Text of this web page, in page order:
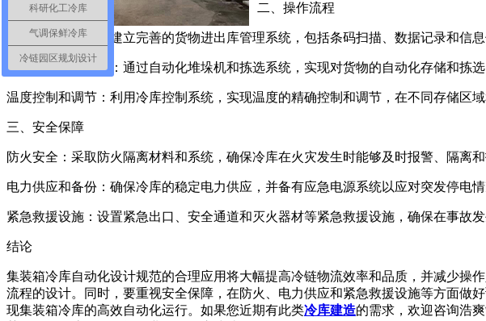
二、操作流程
货物进出库管理：建立完善的货物进出库管理系统，包括条码扫描、数据记录和信
自动化堆垛和拣选：通过自动化堆垛机和拣选系统，实现对货物的自动化存储和拣
温度控制和调节：利用冷库控制系统，实现温度的精确控制和调节，在不同存储区
三、安全保障
防火安全：采取防火隔离材料和系统，确保冷库在火灾发生时能够及时报警、隔离
电力供应和备份：确保冷库的稳定电力供应，并备有应急电源系统以应对突发停电情
紧急救援设施：设置紧急出口、安全通道和灭火器材等紧急救援设施，确保在事故
结论
集装箱冷库自动化设计规范的合理应用将大幅提高冷链物流效率和品质，并减少操
流程的设计。同时，要重视安全保障，在防火、电力供应和紧急救援设施等方面做
现集装箱冷库的高效自动化运行。如果您近期有此类冷库建造的需求，欢迎咨询浩
科研化工冷库
气调保鲜冷库
冷链园区规划设计